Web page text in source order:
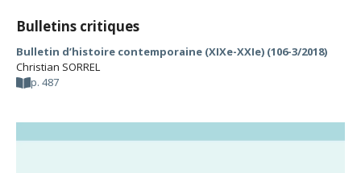
Bulletins critiques
Bulletin d’histoire contemporaine (XIXe-XXIe) (106-3/2018)
Christian SORREL
p. 487